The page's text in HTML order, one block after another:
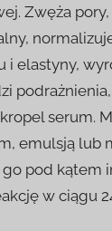
Zwęża
elastyny,
serum.
emulsją
pod kątem
w ciągu